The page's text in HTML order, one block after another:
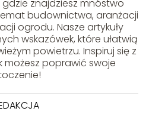
znajdziesz mnóstwo
budownictwa, aranżacji
ogrodu. Nasze artykuły
wskazówek, które ułatwią
powietrzu. Inspiruj się z
możesz poprawić swoje